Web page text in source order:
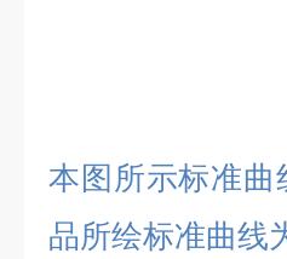
本图所示标准
品所绘标准曲线